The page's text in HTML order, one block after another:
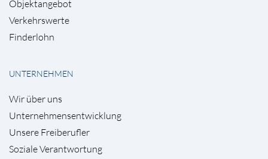
Objektangebot
Verkehrswerte
Finderlohn
UNTERNEHMEN
Wir über uns
Unternehmensentwicklung
Unsere Freiberufler
Soziale Verantwortung